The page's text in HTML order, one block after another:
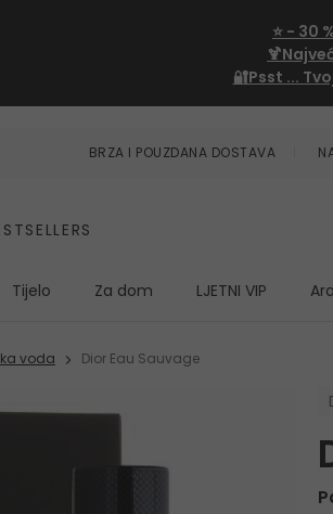
⭐ - 30
🔐Psst ...
BRZA I POUZDANA DOSTAVA
Tijelo Za dom LJETNI VIP
voda Dior Eau Sauvage